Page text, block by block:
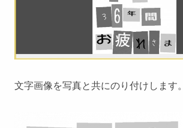
文字画像を写真と共にのり付けします。